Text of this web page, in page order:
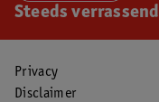
Steeds
Privacy
Disclaimer